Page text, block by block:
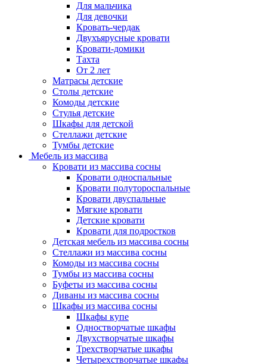
Для мальчика
Для девочки
Кровать-чердак
Двухъярусные кровати
Кровати-домики
Тахта
От 2 лет
Матрасы детские
Столы детские
Комоды детские
Стулья детские
Шкафы для детской
Стеллажи детские
Тумбы детские
Мебель из массива
Кровати из массива сосны
Кровати односпальные
Кровати полутороспальные
Кровати двуспальные
Мягкие кровати
Детские кровати
Кровати для подростков
Детская мебель из массива сосны
Стеллажи из массива сосны
Комоды из массива сосны
Тумбы из массива сосны
Буфеты из массива сосны
Диваны из массива сосны
Шкафы из массива сосны
Шкафы купе
Одностворчатые шкафы
Двухстворчатые шкафы
Трехстворчатые шкафы
Четырехстворчатые шкафы